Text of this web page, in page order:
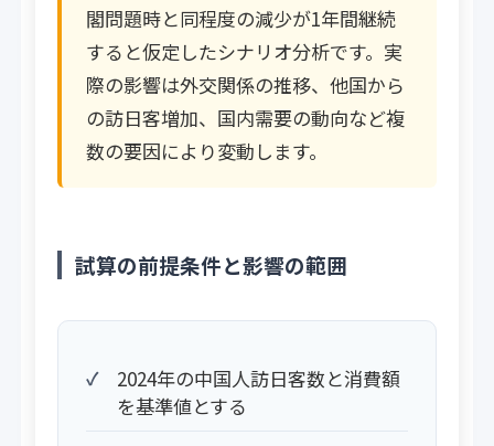
閣問題時と同程度の減少が1年間継続
すると仮定したシナリオ分析です。実
際の影響は外交関係の推移、他国から
の訪日客増加、国内需要の動向など複
数の要因により変動します。
試算の前提条件と影響の範囲
2024年の中国人訪日客数と消費額
を基準値とする